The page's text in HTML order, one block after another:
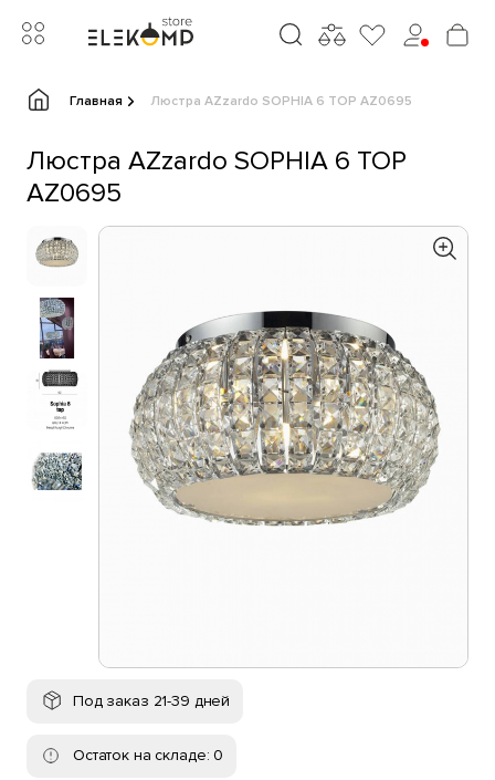
Главная Люстра AZzardo SOPHIA 6 TOP AZ0695
Люстра AZzardo SOPHIA 6 TOP
AZ0695
Под заказ 21-39 дней
Остаток на складе: 0